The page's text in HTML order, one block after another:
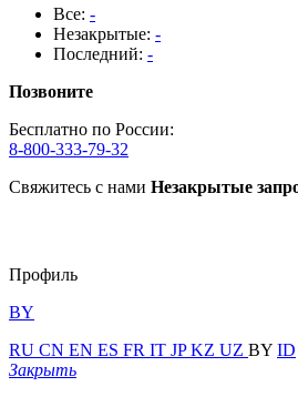
Все: -
Незакрытые: -
Последний: -
Позвоните
Бесплатно по России:
8-800-333-79-32
Свяжитесь с нами Незакрытые
Профиль
BY
RU CN EN ES FR IT JPKZ UZ BY ID
Закрыть